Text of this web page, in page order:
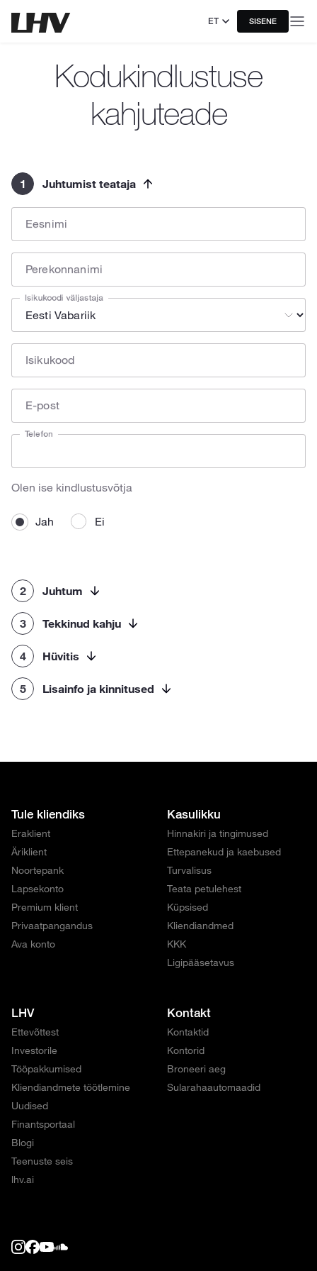
ET SISENE
Kodukindlustuse
kahjuteade
Juhtumist teataja
1
Eesnimi
Perekonnanimi
Isikukoodi väljastaja
Isikukood
E-post
Telefon
Olen ise kindlustusvõtja
Jah Ei
Juhtum
2
Tekkinud kahju
3
Hüvitis
4
Lisainfo ja kinnitused
5
Tule kliendiks
Eraklient
Äriklient
Noortepank
Lapsekonto
Premium klient
Privaatpangandus
Ava konto
Kasulikku
Hinnakiri ja tingimused
Ettepanekud ja kaebused
Turvalisus
Teata petulehest
Küpsised
Kliendiandmed
KKK
Ligipääsetavus
LHV
Ettevõttest
Investorile
Tööpakkumised
Kliendiandmete töötlemine
Uudised
Finantsportaal
Blogi
Teenuste seis
lhv.ai
Kontakt
Kontaktid
Kontorid
Broneeri aeg
Sularahaautomaadid